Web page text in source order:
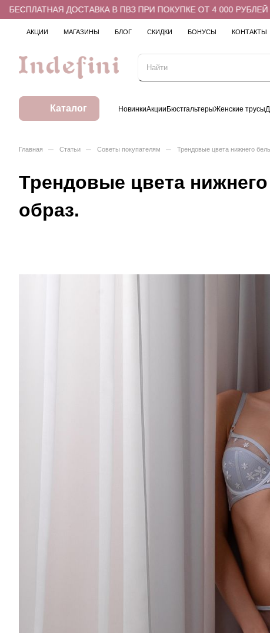
ДОСТАВКА В ПВЗ ПРИ ПОКУПКЕ ОТ 4 000 РУБЛЕЙ
АКЦИИ МАГАЗИНЫ БЛОГ СКИДКИ БОНУСЫ КОНТАКТЫ
Каталог НовинкиАкцииБюстгальтерыЖенские трусы
Главная – Статьи – Советы покупателям – Трендовые цвета нижнего
Трендовые цвета
образ.